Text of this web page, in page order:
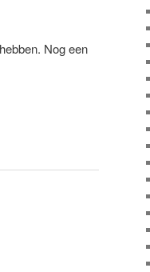
Nog een